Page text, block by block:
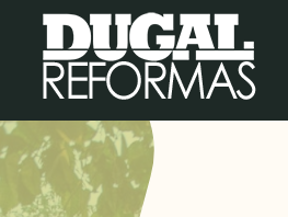
Saltar
contenido
Inicio
Quiénes somos